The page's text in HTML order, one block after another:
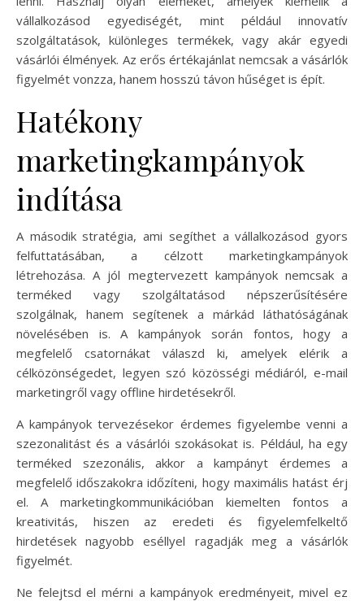
vállalkozásod egyediségét, mint például innovatív
szolgáltatások, különleges termékek, vagy akár egyedi
vásárlói élmények. Az erős értékajánlat nemcsak a vásárlók
figyelmét vonzza, hanem hosszú távon hűséget is épít.
Hatékony
marketingkampányok
indítása
A második stratégia, ami segíthet a vállalkozásod gyors
felfuttatásában, a célzott marketingkampányok
létrehozása. A jól megtervezett kampányok nemcsak a
terméked vagy szolgáltatásod népszerűsítésére
szolgálnak, hanem segítenek a márkád láthatóságának
növelésében is. A kampányok során fontos, hogy a
megfelelő csatornákat válaszd ki, amelyek elérik a
célközönségedet, legyen szó közösségi médiáról, e-mail
marketingről vagy offline hirdetésekről.
A kampányok tervezésekor érdemes figyelembe venni a
szezonalitást és a vásárlói szokásokat is. Például, ha egy
terméked szezonális, akkor a kampányt érdemes a
megfelelő időszakokra időzíteni, hogy maximális hatást érj
el. A marketingkommunikációban kiemelten fontos a
kreativitás, hiszen az eredeti és figyelemfelkeltő
hirdetések nagyobb eséllyel ragadják meg a vásárlók
figyelmét.
Ne felejtsd el mérni a kampányok eredményeit, mivel ez